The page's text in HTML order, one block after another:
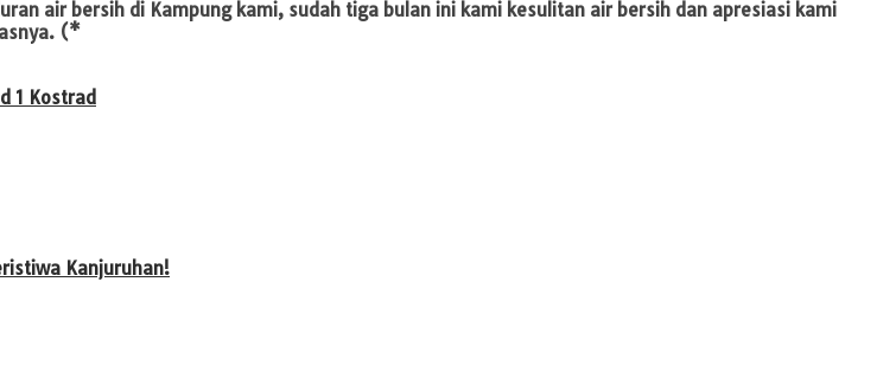
air bersih di Kampung kami, sudah tiga bulan ini kami kesulitan air bersih dan apresiasi kami
(*
1 Kostrad
Kanjuruhan!